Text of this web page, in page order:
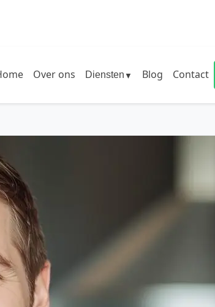
Over ons Diensten ▼ Blog Contact